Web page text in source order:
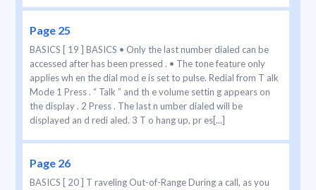
Page 25
BASICS [ 19 ] BASICS • Only the last number dialed can be
accessed after has been pressed . • The tone feature only
applies wh en the dial mod e is set to pulse. Redial from T alk
Mode 1 Press . “ Talk ” and th e volume settin g appears on
the display . 2 Press . The last n umber dialed will be
displayed an d redi aled. 3 T o hang up, pr es[...]
Page 26
BASICS [ 20 ] T raveling Out-of-Range During a call, as you